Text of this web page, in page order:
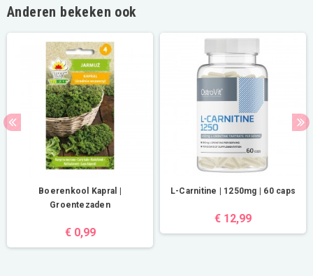
Anderen bekeken ook
Boerenkool Kapral |
Groentezaden
€ 0,99
L-Carnitine | 1250mg | 60 caps
€ 12,99